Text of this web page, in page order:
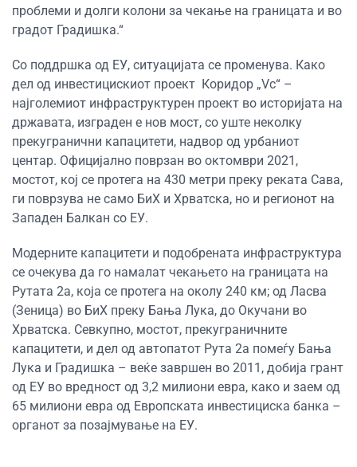
проблеми и долги колони за чекање на границата и во
градот Градишка.“
Со поддршка од ЕУ, ситуацијата се променува. Како
дел од инвестицискиот проект Коридор „Vc“ –
најголемиот инфраструктурен проект во историјата на
државата, изграден е нов мост, со уште неколку
прекугранични капацитети, надвор од урбаниот
центар. Официјално поврзан во октомври 2021,
мостот, кој се протега на 430 метри преку реката Сава,
ги поврзува не само БиХ и Хрватска, но и регионот на
Западен Балкан со ЕУ.
Модерните капацитети и подобрената инфраструктура
се очекува да го намалат чекањето на границата на
Рутата 2а, која се протега на околу 240 км; од Ласва
(Зеница) во БиХ преку Бања Лука, до Окучани во
Хрватска. Севкупно, мостот, прекуграничните
капацитети, и дел од автопатот Рута 2а помеѓу Бања
Лука и Градишка – веќе завршен во 2011, добија грант
од ЕУ во вредност од 3,2 милиони евра, како и заем од
65 милиони евра од Европската инвестициска банка –
органот за позајмување на ЕУ.